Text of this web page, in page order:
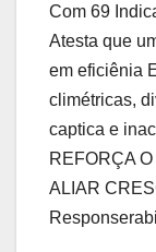
Com 69
Atesta que
em eficiênia
climétricas,
captica e
REFORÇA
ALIAR